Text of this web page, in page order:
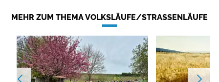
MEHR ZUM THEMA VOLKSLÄUFE/STRASSENLÄUFE